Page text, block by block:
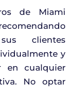
de Miami
clientes
y
en cualquier
No optar